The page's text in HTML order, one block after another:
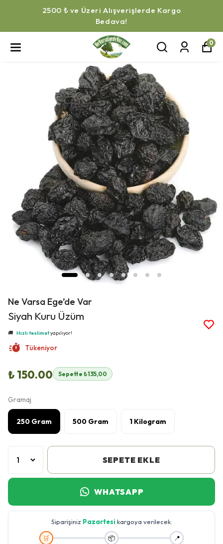
Mevsiminde Hazırlanmış Konserveler!
0
Ne Varsa Ege’de Var
Siyah Kuru Üzüm
inceliyor!
⭐️ Bu ürünü277 kişi favoriledi!
🛒 111 kişi
sepetine ekledi!
🚚 Hızlı teslimatyapılıyor!
Tükeniyor
₺ 150.00 Sepette ₺135,00
Gramaj
250 Gram 500 Gram 1 Kilogram
SEPETE EKLE
WHATSAPP
Siparişiniz Pazartesi kargoya verilecek.
🚚
🛒 📦 📍